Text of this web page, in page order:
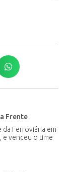
Frente
Ferroviária em
e venceu o time